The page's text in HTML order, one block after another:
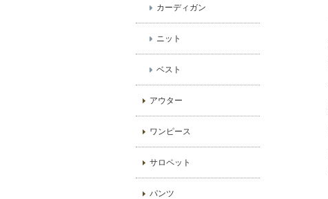
カーディガン
ニット
ベスト
アウター
ワンピース
サロペット
パンツ